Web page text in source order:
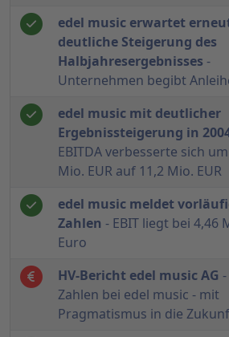
edel music erwartet
deutliche Steigerung des
Halbjahresergebnisses -
Unternehmen begibt
edel music mit deutlicher
Ergebnissteigerung in
EBITDA verbesserte sich
Mio. EUR auf 11,2 Mio. EUR
edel music meldet
Zahlen - EBIT liegt bei 4,46
Euro
HV-Bericht edel music AG
Zahlen bei edel music - mit
Pragmatismus in die